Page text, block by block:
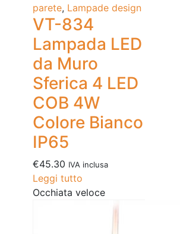
parete, Lampade design
VT-834
Lampada LED
da Muro
Sferica 4 LED
COB 4W
Colore Bianco
IP65
€45.30 IVA inclusa
Leggi tutto
Occhiata veloce